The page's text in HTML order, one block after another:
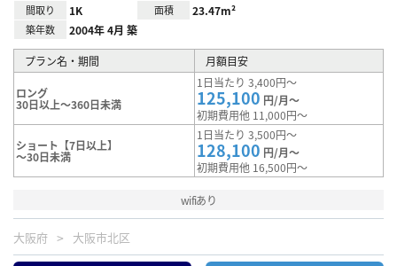
間取り 1K 面積 23.47m²
築年数 2004年 4月 築
プラン名・期間 月額目安
ロング
30日以上～360日未満
1日当たり 3,400円～
125,100 円/月～
初期費用他 11,000円～
ショート【7日以上】
～30日未満
1日当たり 3,500円～
128,100 円/月～
初期費用他 16,500円～
wifiあり
大阪府 大阪市北区